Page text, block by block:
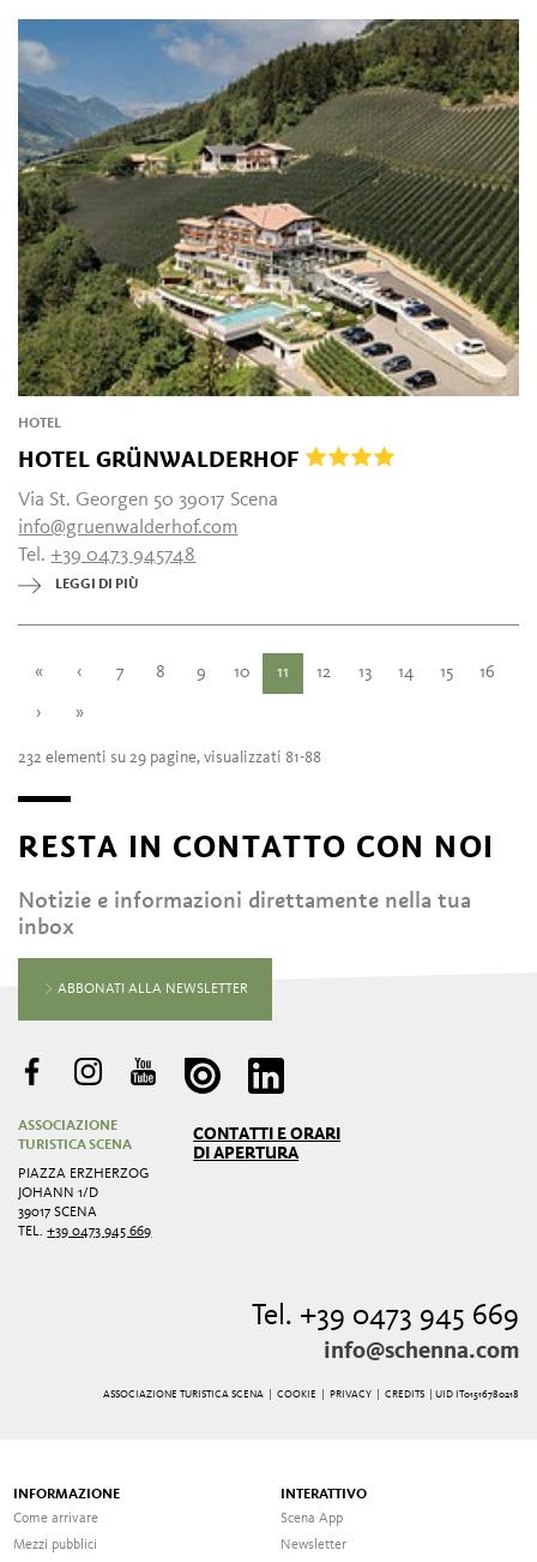
HOTEL
HOTEL GRÜNWALDERHOF
Via St. Georgen 50 39017 Scena
info@gruenwalderhof.com
Tel.+39 0473 945748
LEGGI DI PIÙ
« ‹ 7 8 9 10 11 12 13 14 15 16
› »
232 elementi su 29 pagine, visualizzati 81-88
RESTA IN CONTATTO CON NOI
Notizie e informazioni direttamente nella tua
inbox
ABBONATI ALLA NEWSLETTER
ASSOCIAZIONE
TURISTICA SCENA
PIAZZA ERZHERZOG
JOHANN 1/D
39017 SCENA
TEL.+39 0473 945 669
CONTATTI E ORARI
DI APERTURA
Tel. +39 0473 945 669
info@schenna.com
ASSOCIAZIONE TURISTICA SCENA | COOKIE PRIVACY| CREDITS | UID IT01516780218
INFORMAZIONE
Come arrivare
Mezzi pubblici
INTERATTIVO
Scena App
Newsletter